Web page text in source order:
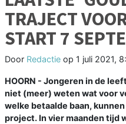
TRAJECT
START 7
Door Redactie op 1 juli 2021,
HOORN - Jongeren in de
niet (meer) weten wat voor
welke betaalde baan,
project. In vier maanden tijd